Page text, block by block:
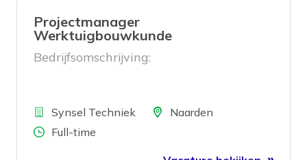
Projectmanager
Werktuigbouwkunde
Bedrijfsomschrijving:
BedrijfSynsel Techniek LocatieNaarden
Aantal uren
Full-time